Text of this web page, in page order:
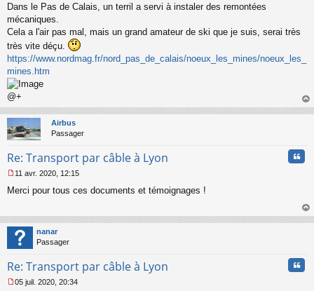
s
s
a
g
e
n
o
n
l
u
Dans le Pas de Calais, un terril a servi à instaler des remontées
mécaniques.
Cela a l'air pas mal, mais un grand amateur de ski que je suis, serai très
très vite déçu.
https://www.nordmag.fr/nord_pas_de_calais/noeux_les_mines/noeux_les_
mines.htm
@+
au
Airbus
Passager
Re: Transport par câble à Lyon
e
a
g
e
o
l
11 avr. 2020, 12:15
Merci pour tous ces documents et témoignages !
au
nanar
Passager
Re: Transport par câble à Lyon
05 juil. 2020, 20:34